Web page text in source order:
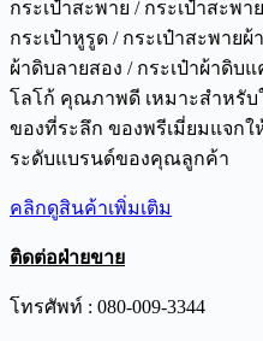
กระเป๋าสะพาย / กระเป๋าสะพา
กระเป๋าหูรูด / กระเป๋าสะพายผ้
ผ้าดิบลายสอง / กระเป๋าผ้าดิ
โลโก้ คุณภาพดี เหมาะสำหรั
ของที่ระลึก ของพรีเมี่ยมแจก
ระดับแบรนด์ของคุณลูกค้า
คลิกดูสินค้าเพิ่มเติม
ติดต่อฝ่ายขาย
โทรศัพท์ : 080-009-3344